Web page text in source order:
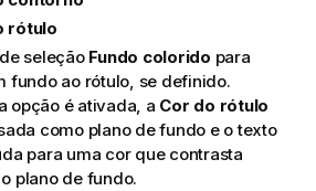
rótulo
seleção Fundo colorido para
fundo ao rótulo, se definido.
opção é ativada, a Cor do rótulo
como plano de fundo e o texto
para uma cor que contrasta
plano de fundo.